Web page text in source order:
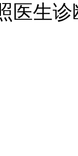
医生诊